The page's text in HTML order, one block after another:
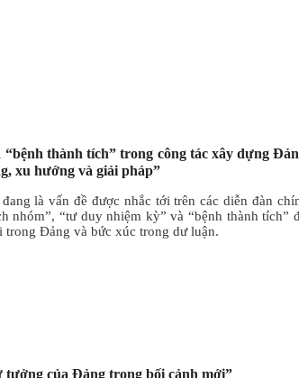
thành tích” trong công tác xây dựng
xu hướng và giải pháp”
là vấn đề được nhắc tới trên các diễn đàn
nhóm”, “tư duy nhiệm kỳ” và “bệnh thành tích”
trong Đảng và bức xúc trong dư luận.
của Đảng trong bối cảnh mới”